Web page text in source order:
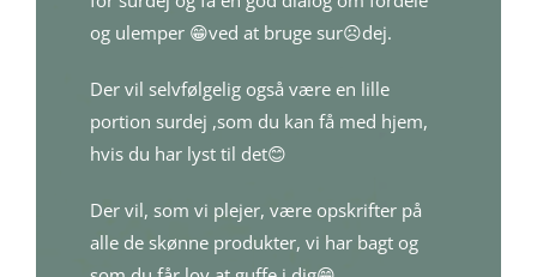
og ulemper 😁ved at bruge sur☹️dej.
Der vil selvfølgelig også være en lille
portion surdej ,som du kan få med hjem,
hvis du har lyst til det😊
Der vil, som vi plejer, være opskrifter på
alle de skønne produkter, vi har bagt og